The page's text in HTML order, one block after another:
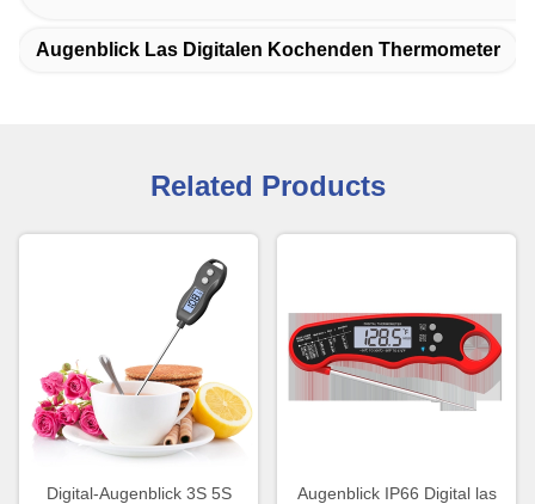
Augenblick Las Digitalen Kochenden Thermometer
Related Products
Digital-Augenblick 3S 5S
Augenblick IP66 Digital las